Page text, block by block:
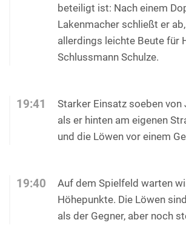
beteiligt ist: Nach einem
Lakenmacher schließt er
allerdings leichte Beute für
Schlussmann Schulze.
19:41
Starker Einsatz soeben von
als er hinten am eigenen
und die Löwen vor einem
19:40
Auf dem Spielfeld warten
Höhepunkte. Die Löwen
als der Gegner, aber noch